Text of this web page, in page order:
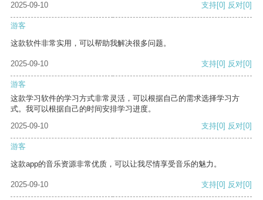
2025-09-10
支持[0] 反对[0]
游客
这款软件非常实用，可以帮助我解决很多问题。
2025-09-10 支持[0] 反对[0]
游客
这款学习软件的学习方式非常灵活，可以根据自己的需求选择学习方
式。我可以根据自己的时间安排学习进度。
2025-09-10
支持[0] 反对[0]
游客
这款app的音乐资源非常优质，可以让我尽情享受音乐的魅力。
2025-09-10 支持[0] 反对[0]